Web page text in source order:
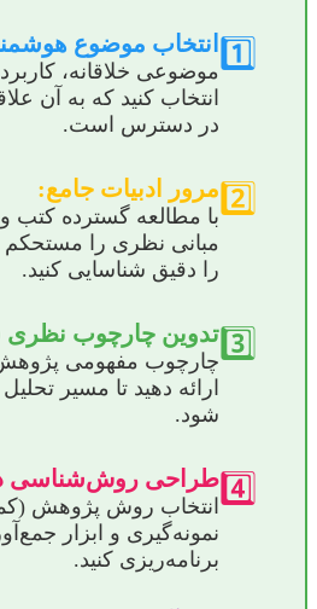
1️⃣ انتخاب موضوع
موضوعی خلاقانه،
انتخاب کنید که به آن
در دسترس است.
2️⃣ مرور ادبیات جامع:
با مطالعه گسترده کتب
مبانی نظری را
را دقیق شناسایی کنید.
3️⃣ تدوین چارچوب
چارچوب مفهومی
ارائه دهید تا مسیر
شود.
4️⃣ طراحی روش‌شناسی
انتخاب روش پژوهش
نمونه‌گیری و ابزار
برنامه‌ریزی کنید.